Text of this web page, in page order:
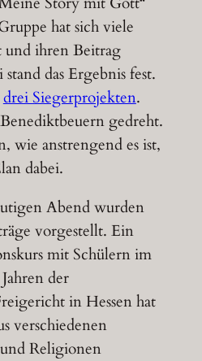
hat sich viele
und ihren Beitrag
das Ergebnis fest.
drei Siegerprojekten.
gedreht.
wie anstrengend es ist,
dabei.
Abend wurden
vorgestellt. Ein
mit Schülern im
der
in Hessen hat
verschiedenen
Religionen